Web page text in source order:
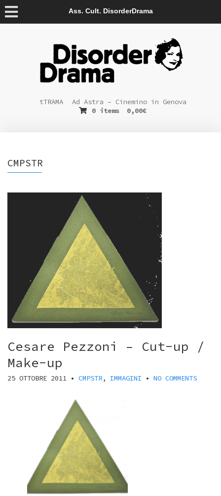
Ass. Cult. DisorderDrama
tTRAMA
Ad Astra – Cinemino in Genova
0 items
0,00€
CMPSTR
Cesare Pezzoni – Cut-up /
Make-up
25 OTTOBRE 2011 • CMPSTR, IMMAGINI • NO COMMENTS